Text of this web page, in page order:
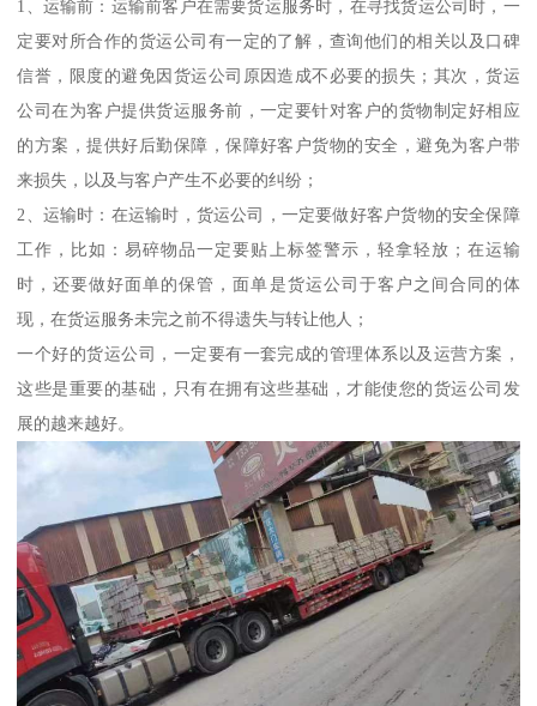
1、运输前：运输前客户在需要货运服务时，在寻找货运公司时，一
定要对所合作的货运公司有一定的了解，查询他们的相关以及口碑
信誉，限度的避免因货运公司原因造成不必要的损失；其次，货运
公司在为客户提供货运服务前，一定要针对客户的货物制定好相应
的方案，提供好后勤保障，保障好客户货物的安全，避免为客户带
来损失，以及与客户产生不必要的纠纷；
2、运输时：在运输时，货运公司，一定要做好客户货物的安全保障
工作，比如：易碎物品一定要贴上标签警示，轻拿轻放；在运输
时，还要做好面单的保管，面单是货运公司于客户之间合同的体
现，在货运服务未完之前不得遗失与转让他人；
一个好的货运公司，一定要有一套完成的管理体系以及运营方案，
这些是重要的基础，只有在拥有这些基础，才能使您的货运公司发
展的越来越好。